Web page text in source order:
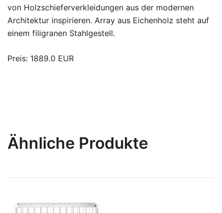
von Holzschieferverkleidungen aus der modernen
Architektur inspirieren. Array aus Eichenholz steht auf
einem filigranen Stahlgestell.
Preis: 1889.0 EUR
Ähnliche Produkte